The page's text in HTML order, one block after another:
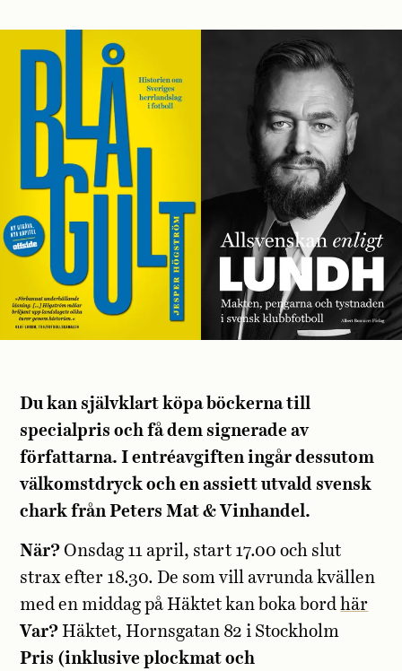
Du kan självklart köpa böckerna till
specialpris och få dem signerade av
författarna. I entréavgiften ingår dessutom
välkomstdryck och en assiett utvald svensk
chark från Peters Mat & Vinhandel.
När? Onsdag 11 april, start 17.00 och slut
strax efter 18.30. De som vill avrunda kvällen
med en middag på Häktet kan boka bordhär
Var? Häktet, Hornsgatan 82 i Stockholm
Pris (inklusive plockmat och